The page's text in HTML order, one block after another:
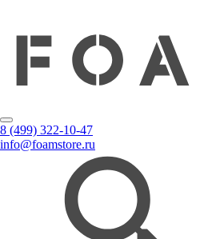
8 (499) 322-10-47
info@foamstore.ru